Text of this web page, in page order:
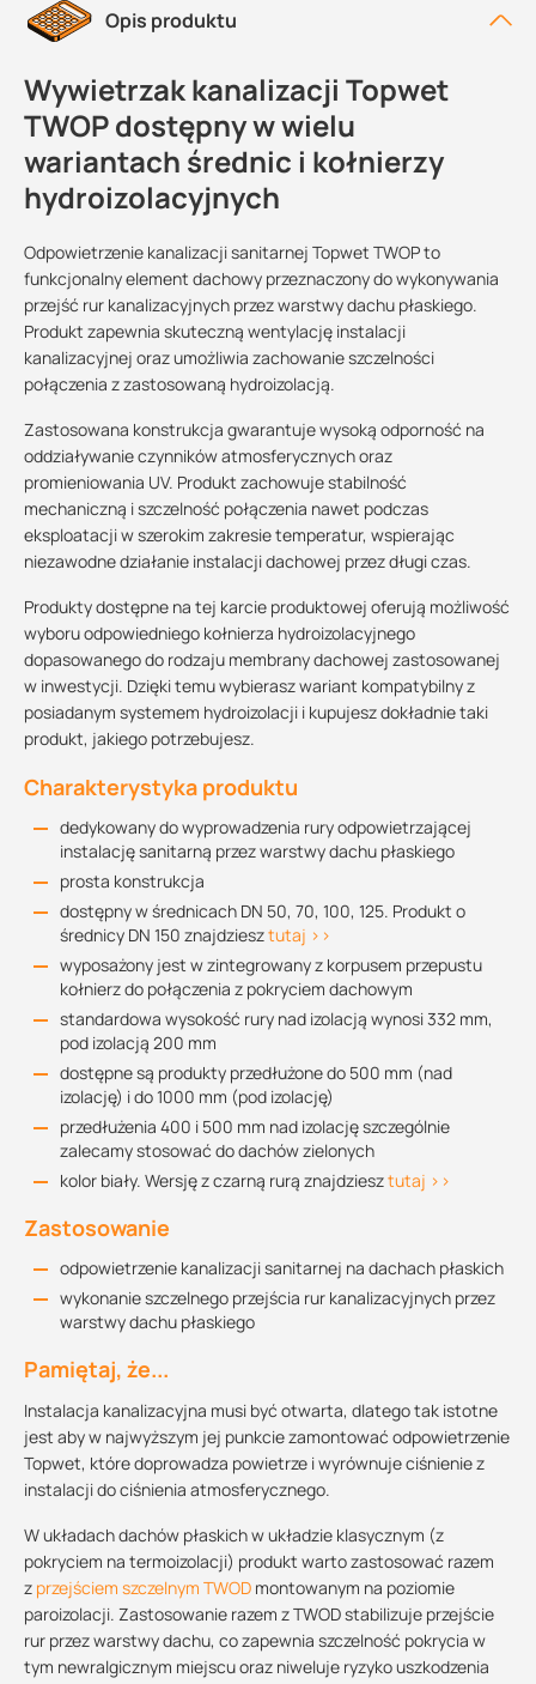
Opis produktu
Wywietrzak kanalizacji Topwet
TWOP dostępny w wielu
wariantach średnic i kołnierzy
hydroizolacyjnych
Odpowietrzenie kanalizacji sanitarnej Topwet TWOP to
funkcjonalny element dachowy przeznaczony do wykonywania
przejść rur kanalizacyjnych przez warstwy dachu płaskiego.
Produkt zapewnia skuteczną wentylację instalacji
kanalizacyjnej oraz umożliwia zachowanie szczelności
połączenia z zastosowaną hydroizolacją.
Zastosowana konstrukcja gwarantuje wysoką odporność na
oddziaływanie czynników atmosferycznych oraz
promieniowania UV. Produkt zachowuje stabilność
mechaniczną i szczelność połączenia nawet podczas
eksploatacji w szerokim zakresie temperatur, wspierając
niezawodne działanie instalacji dachowej przez długi czas.
Produkty dostępne na tej karcie produktowej oferują możliwość
wyboru odpowiedniego kołnierza hydroizolacyjnego
dopasowanego do rodzaju membrany dachowej zastosowanej
w inwestycji. Dzięki temu wybierasz wariant kompatybilny z
posiadanym systemem hydroizolacji i kupujesz dokładnie taki
produkt, jakiego potrzebujesz.
Charakterystyka produktu
dedykowany do wyprowadzenia rury odpowietrzającej
instalację sanitarną przez warstwy dachu płaskiego
prosta konstrukcja
dostępny w średnicach DN 50, 70, 100, 125. Produkt o
średnicy DN 150 znajdziesztutaj >>
wyposażony jest w zintegrowany z korpusem przepustu
kołnierz do połączenia z pokryciem dachowym
standardowa wysokość rury nad izolacją wynosi 332 mm,
pod izolacją 200 mm
dostępne są produkty przedłużone do 500 mm (nad
izolację) i do 1000 mm (pod izolację)
przedłużenia 400 i 500 mm nad izolację szczególnie
zalecamy stosować do dachów zielonych
kolor biały. Wersję z czarną rurą znajdziesztutaj >>
Zastosowanie
odpowietrzenie kanalizacji sanitarnej na dachach płaskich
wykonanie szczelnego przejścia rur kanalizacyjnych przez
warstwy dachu płaskiego
Pamiętaj, że...
Instalacja kanalizacyjna musi być otwarta, dlatego tak istotne
jest aby w najwyższym jej punkcie zamontować odpowietrzenie
Topwet, które doprowadza powietrze i wyrównuje ciśnienie z
instalacji do ciśnienia atmosferycznego.
W układach dachów płaskich w układzie klasycznym (z
pokryciem na termoizolacji) produkt warto zastosować razem
z przejściem szczelnym TWOD montowanym na poziomie
paroizolacji. Zastosowanie razem z TWOD stabilizuje przejście
rur przez warstwy dachu, co zapewnia szczelność pokrycia w
tym newralgicznym miejscu oraz niweluje ryzyko uszkodzenia